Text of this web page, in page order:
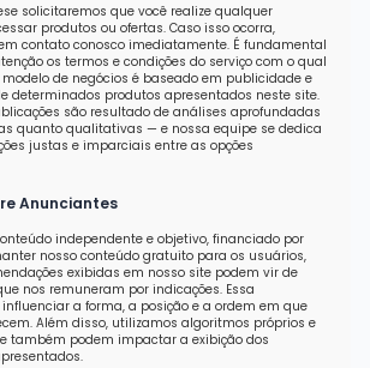
solicitaremos que você realize qualquer
produtos ou ofertas. Caso isso ocorra,
contato conosco imediatamente. É fundamental
os termos e condições do serviço com o qual
de negócios é baseado em publicidade e
determinados produtos apresentados neste site.
são resultado de análises aprofundadas
quanto qualitativas — e nossa equipe se dedica
justas e imparciais entre as opções
Anunciantes
independente e objetivo, financiado por
nosso conteúdo gratuito para os usuários,
exibidas em nosso site podem vir de
nos remuneram por indicações. Essa
a forma, a posição e a ordem em que
Além disso, utilizamos algoritmos próprios e
também podem impactar a exibição dos